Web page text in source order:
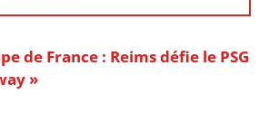
de France : Reims défie le PSG
»